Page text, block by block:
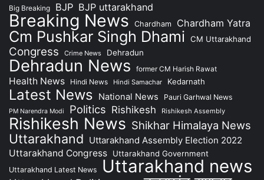
Big Breaking BJP BJP uttarakhand
Breaking News Chardham Chardham Yatra
Cm Pushkar Singh Dhami CM Uttarakhand
Congress Crime News Dehradun
Dehradun News former CM Harish Rawat
Health News Hindi News Hindi Samachar Kedarnath
Latest News National News Pauri Garhwal News
PM Narendra Modi Politics Rishikesh Rishikesh Assembly
Rishikesh News Shikhar Himalaya News
Uttarakhand Uttarakhand Assembly Election 2022
Uttarakhand Congress
Uttarakhand Government
Uttarakhand Latest News Uttarakhand news